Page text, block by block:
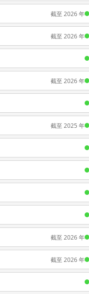
截至 2026 年
截至 2026 年
截至 2026 年
截至 2025 年
截至 2026 年
截至 2026 年